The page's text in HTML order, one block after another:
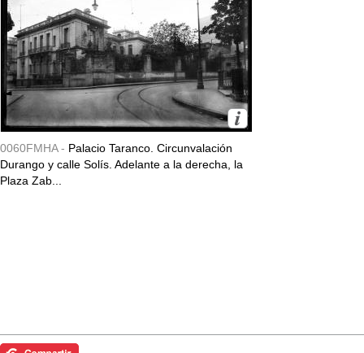
0060FMHA - Palacio Taranco. Circunvalación
Durango y calle Solís. Adelante a la derecha, la
Plaza Zab...